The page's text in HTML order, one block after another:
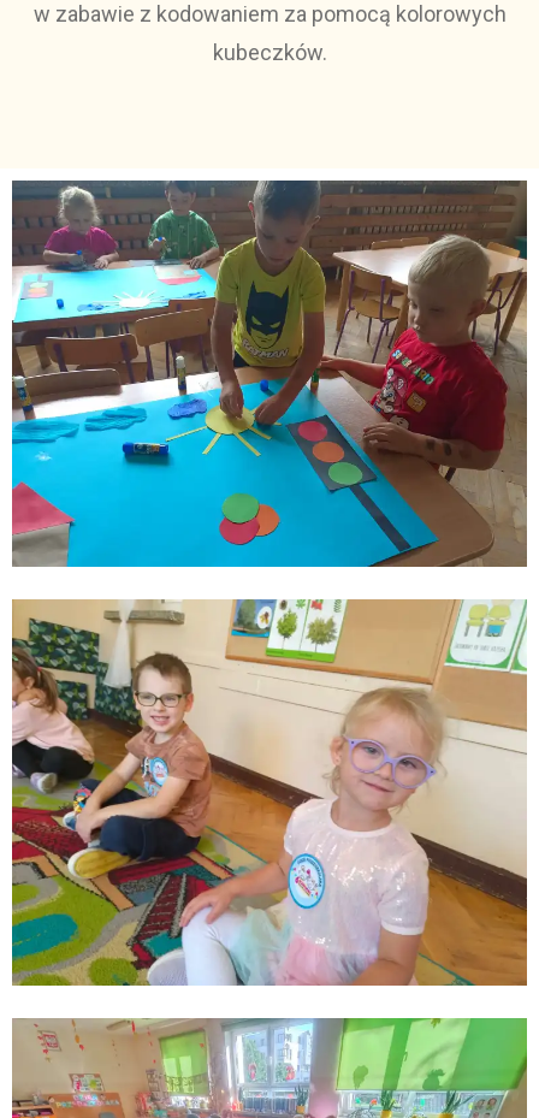
w zabawie z kodowaniem za pomocą kolorowych
kubeczków.